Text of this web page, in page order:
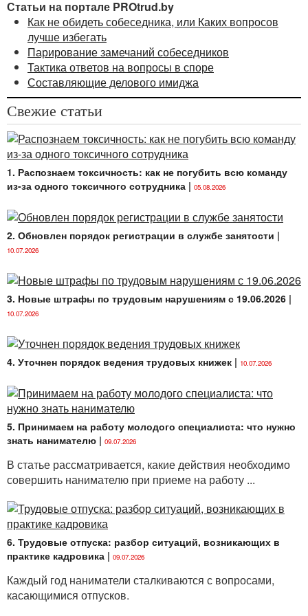
ассоциируют его с эмоциональным напряжением,
агрессией, враждебностью. В резуль­тате бытует
мнение, что спор — явление нежелательное и от
него лучше всего уклоняться, как только он
возникает. Этопервое и самое «живучее»
заблуждение. В реальной жизни именно спор
помогает выявить разнообразие точек зрения,
представляет дополнительную или новую
информацию о предмете спора, помогает выявить
большее число альтернатив или проблем. Важно
иное: как человек ведет себя во время спора? какую
цель он преследует? насколько его поведение
эффективно? Ведь спор спору рознь… Виды спора
весьма многообразны: спор может быть
конструктивным (дружеским) или деструктивным
(враждебным), устным или письменным,
организованным или стихийным, основательным
формальным…
В русском языке имеются и другие понятия для
обозначения спора: дискуссия, диспут, дебаты,
прения, полемика. Довольно часто они
употребляются как синонимы слова «спор», а в
научных исследованиях эти слова нередко служат
Вместе с тем, мы уже говорили, что в нашем
сознании сложилось предостаточно заблуждений
относительно сущности спора и всех его
разновидностей, а также эффективных способов
поведения в споре. Попробуем обозначить хотя бы
самые распространенные из них.
Заблуждение 1. В споре рождается Истина
Однако в споре Истина (с большой буквы!) не
рождается, а всего лишь проявляется, поскольку она
существует помимо спора, сама по себе. Если бы
действительно в споре рождалась Истина, то зачем
было бы ставить дорогостоящие
и трудновоспроизводимые эксперименты? Зачем
Статьи на портале PROtrud.by
Как не обидеть собеседника, или Каких вопросов
лучше избегать
Парирование замечаний собеседников
Тактика ответов на вопросы в споре
Составляющие делового имиджа
Свежие статьи
1. Распознаем токсичность: как не погубить всю команду
из-за одного токсичного сотрудника | 05.08.2026
2. Обновлен порядок регистрации в службе занятости |
10.07.2026
3. Новые штрафы по трудовым нарушениям с 19.06.2026 |
10.07.2026
4. Уточнен порядок ведения трудовых книжек | 10.07.2026
5. Принимаем на работу молодого специалиста: что нужно
знать нанимателю | 09.07.2026
В статье рассматривается, какие действия необходимо
совершить нанимателю при приеме на работу ...
6. Трудовые отпуска: разбор ситуаций, возникающих в
практике кадровика | 09.07.2026
Каждый год наниматели сталкиваются с вопросами,
касающимися отпусков.